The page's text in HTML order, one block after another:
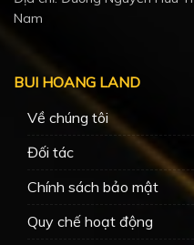
Nam
BUI HOANG LAND
Về chúng tôi
Đối tác
Chính sách bảo mật
Quy chế hoạt động